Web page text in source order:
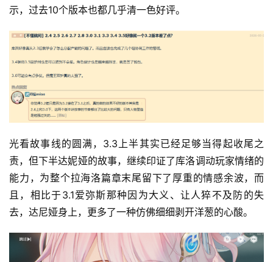
示，过去10个版本也都几乎清一色好评。
光看故事线的圆满，3.3上半其实已经足够当得起收尾之
责，但下半达妮娅的故事，继续印证了库洛调动玩家情绪的
能力，为整个拉海洛篇章末尾留下了厚重的情感余波，而
且，相比于3.1爱弥斯那种因为大义、让人猝不及防的失
去，达尼娅身上，更多了一种仿佛细细剥开洋葱的心酸。